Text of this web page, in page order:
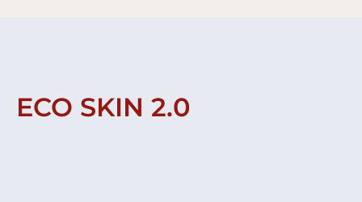
ECO SKIN 2.0